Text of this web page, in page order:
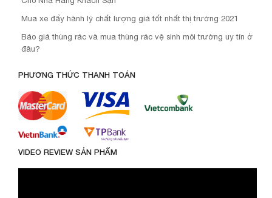
Mua xe đẩy hành lý chất lượng giá tốt nhất thị trường 2021
Báo giá thùng rác và mua thùng rác vệ sinh môi trường uy tín ở
đâu?
PHƯƠNG THỨC THANH TOÁN
VIDEO REVIEW SẢN PHẨM